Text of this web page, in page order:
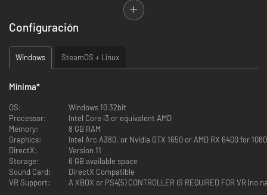
otras amenazas. Sumérgete en las profundidades del océano, elévate
hasta las nubes para luchar con ciudades cangrejo gigantes o entablar
combates aéreos contra la misteriosa Orden de Mancer, que controla y
ALZA EL VUELO
guerra gigante en un asombroso mundo abierto.
EXPLORA UN UNIVERSO INCREÍBLE
Descubre un extenso mundo oceánico repleto de mitos perdidos y
paisajes sobrecogedores.
BATALLAS AÉREAS FRENÉTICAS
Álzate a las nubes y entabla espectaculares combates aéreos.
Configuración
Windows SteamOS + Linux
Mínima*
OS:
Windows 10 32bit
Processor:
Intel Core i3 or equivalent AMD
Memory:
8 GB RAM
Graphics:
Intel Arc A380. or Nvidia GTX 1650 or
DirectX:
Version 11
Storage:
6 GB available space
Sound Card:
DirectX Compatible
VR Support:
A XBOX or